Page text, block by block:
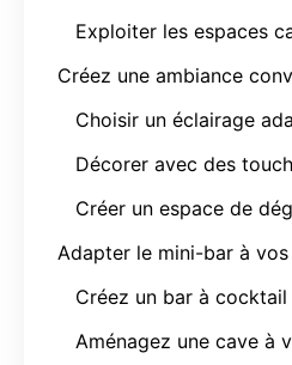
Exploiter les espaces
Créez une ambiance
Choisir un éclairage
Décorer avec des
Créer un espace de
Adapter le mini-bar à
Créez un bar à cocktail
Aménagez une cave à